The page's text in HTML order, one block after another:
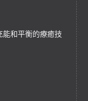
和平衡的療癒技